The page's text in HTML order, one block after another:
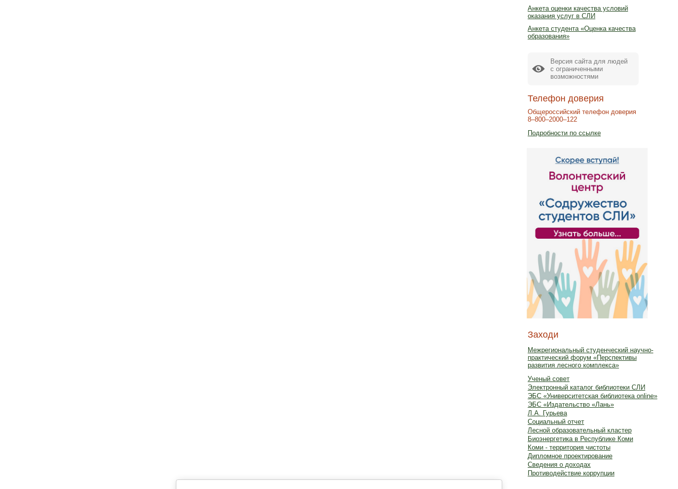
Анкета оценки качества условий
оказания услуг в СЛИ
Анкета студента «Оценка качества
образования»
Версия сайта для людей
с ограниченными
возможностями
Телефон доверия
Общероссийский телефон доверия
8–800–2000–122
Подробности по ссылке
Заходи
Межрегиональный студенческий научно-
практический форум «Перспективы
развития лесного комплекса»
Ученый совет
Электронный каталог библиотеки СЛИ
ЭБС «Университетская библиотека online»
ЭБС «Издательство «Лань»
Л.А. Гурьева
Социальный отчет
Лесной образовательный кластер
Биоэнергетика в Республике Коми
Коми - территория чистоты
Дипломное проектирование
Сведения о доходах
Противодействие коррупции